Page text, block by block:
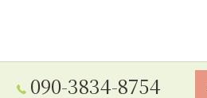
090-3834-8754